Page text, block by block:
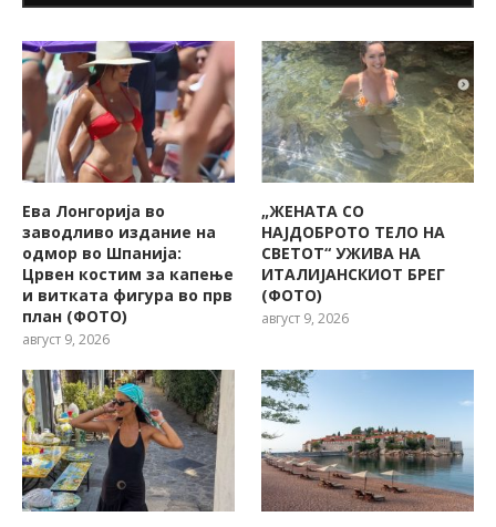
Ева Лонгорија во
заводливо издание на
одмор во Шпанија:
Црвен костим за капење
и витката фигура во прв
план (ФОТО)
август 9, 2026
„ЖЕНАТА СО
НАЈДОБРОТО ТЕЛО НА
СВЕТОТ“ УЖИВА НА
ИТАЛИЈАНСКИОТ БРЕГ
(ФОТО)
август 9, 2026